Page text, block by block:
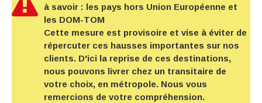
à savoir : les pays hors Union Européenne et
les DOM-TOM
Cette mesure est provisoire et vise à éviter de
répercuter ces hausses importantes sur nos
clients. D'ici la reprise de ces destinations,
nous pouvons livrer chez un transitaire de
votre choix, en métropole. Nous vous
remercions de votre compréhension.